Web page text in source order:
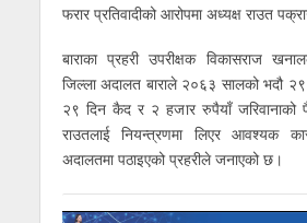
फरार प्रतिवादीको आरोपमा अध्यक्ष राउत
बाराका प्रहरी उपरीक्षक विकासराज
जिल्ला अदालत बाराले २०६३ सालको भदौ २९
२९ दिन कैद र २ हजार रुपैयाँ जरिवानाको
राउतलाई नियन्त्रणमा लिएर आवश्यक
अदालतमा पठाइएको प्रहरीले जनाएको छ।